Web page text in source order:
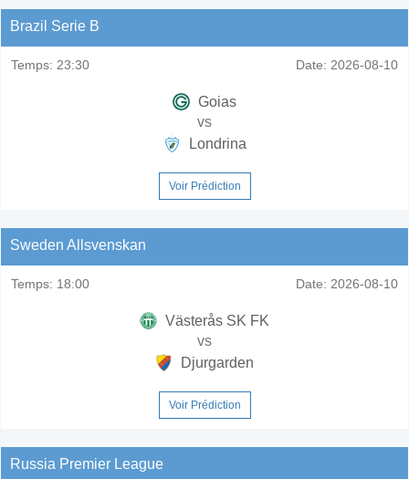
Brazil Serie B
Temps: 23:30 Date: 2026-08-10
Goias
vs
Londrina
Voir Prédiction
Sweden Allsvenskan
Temps: 18:00 Date: 2026-08-10
Västerås SK FK
vs
Djurgarden
Voir Prédiction
Russia Premier League